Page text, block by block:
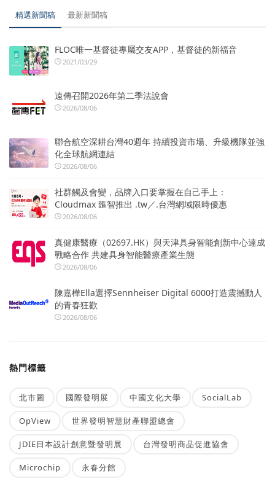
精選新聞稿 最新新聞稿
FLOC唯一基督徒專屬交友APP，基督徒的新福音
2021/03/29
遠傳召開2026年第二季法說會
2026/08/06
聯合航空深耕台灣40週年 持續投資市場、升級機隊並強
化全球航網連結
2026/08/06
社群觸及會變，品牌入口要掌握在自己手上：
Cloudmax 匯智推出 .tw／.台灣網域限時優惠
2026/08/06
真健康醫療（02697.HK）與天津具身智能創新中心達成
戰略合作 共建具身智能醫療產業生態
2026/08/06
陳嘉樺Ella選擇Sennheiser Digital 6000打造震撼動人
的青春狂歡
2026/08/06
熱門標籤
北市圖 國際發明展 中國文化大學 SocialLab
OpView 世界發明智慧財產聯盟總會
JDIE日本設計創意暨發明展 台灣發明商品促進協會
Microchip 永春分館